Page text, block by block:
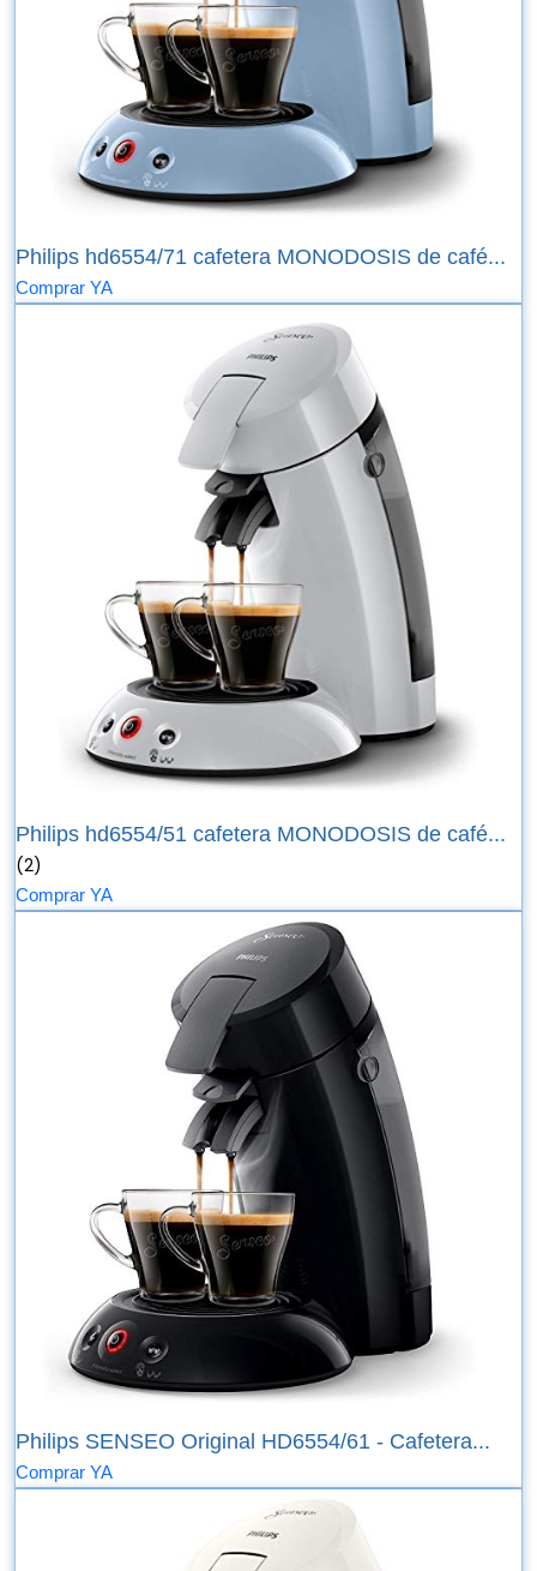
Philips hd6554/71 cafetera MONODOSIS de café...
Comprar YA
Philips hd6554/51 cafetera MONODOSIS de café...
(2)
Comprar YA
Philips SENSEO Original HD6554/61 - Cafetera...
Comprar YA